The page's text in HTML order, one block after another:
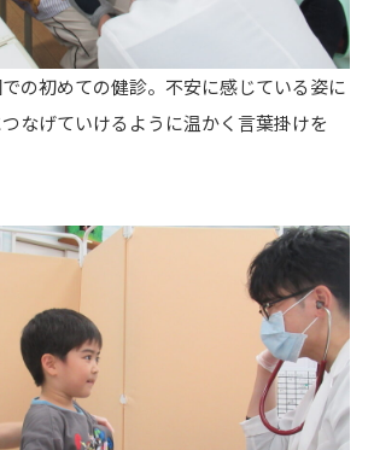
の初めての健診。不安に感じている姿に
なげていけるように温かく言葉掛けを